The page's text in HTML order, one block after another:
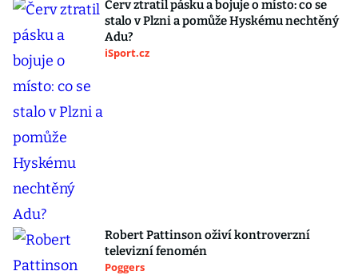
Červ ztratil pásku a bojuje o místo: co se
stalo v Plzni a pomůže Hyskému nechtěný
Adu?
iSport.cz
Robert Pattinson oživí kontroverzní
televizní fenomén
Poggers